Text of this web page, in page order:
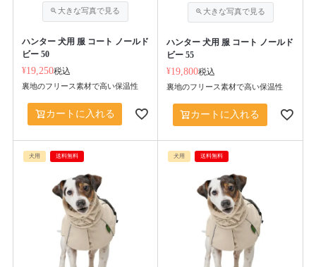
ハンター 犬用 服 コート ノールド
ビー 50
¥19,250税込
裏地のフリース素材で高い保温性
カートに入れる
ハンター 犬用 服 コート ノールド
ビー 55
¥19,800税込
裏地のフリース素材で高い保温性
カートに入れる
犬用 送料無料 犬用 送料無料